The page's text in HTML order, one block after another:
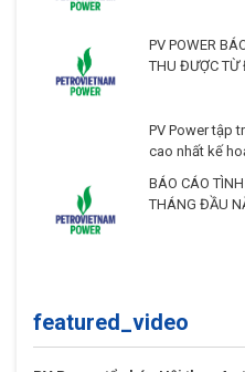
PV POWER
THU ĐƯỢC TỪ
PV Power tập
cao nhất kế
BÁO CÁO TÌNH
featured_video